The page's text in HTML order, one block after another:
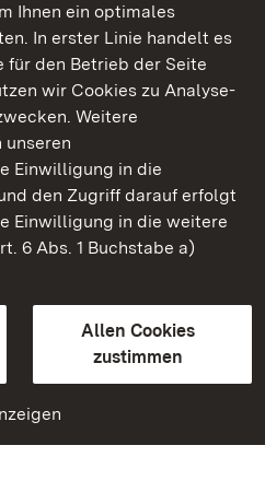
Ihnen ein optimales
In erster Linie handelt es
für den Betrieb der Seite
wir Cookies zu Analyse-
Weitere
unseren
Einwilligung in die
den Zugriff darauf erfolgt
Einwilligung in die weitere
6 Abs. 1 Buchstabe a)
Allen Cookies
zustimmen
Baden-Württemberg